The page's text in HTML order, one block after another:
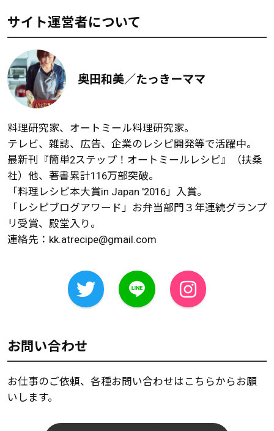
サイト運営者について
奥田和美／たっきーママ
料理研究家、オートミール料理研究家。
テレビ、雑誌、広告、企業のレシピ開発等で活躍中。
最新刊『簡単2ステップ！オートミールレシピ』（扶桑
社）他、著書累計116万部突破。
「料理レシピ本大賞in Japan '2016」入賞。
「レシピブログアワード」お弁当部門３年連続グランプ
リ受賞、殿堂入り。
連絡先： kk.atrecipe@gmail.com
お問い合わせ
お仕事のご依頼、各種お問い合わせはこちらからお願
いします。